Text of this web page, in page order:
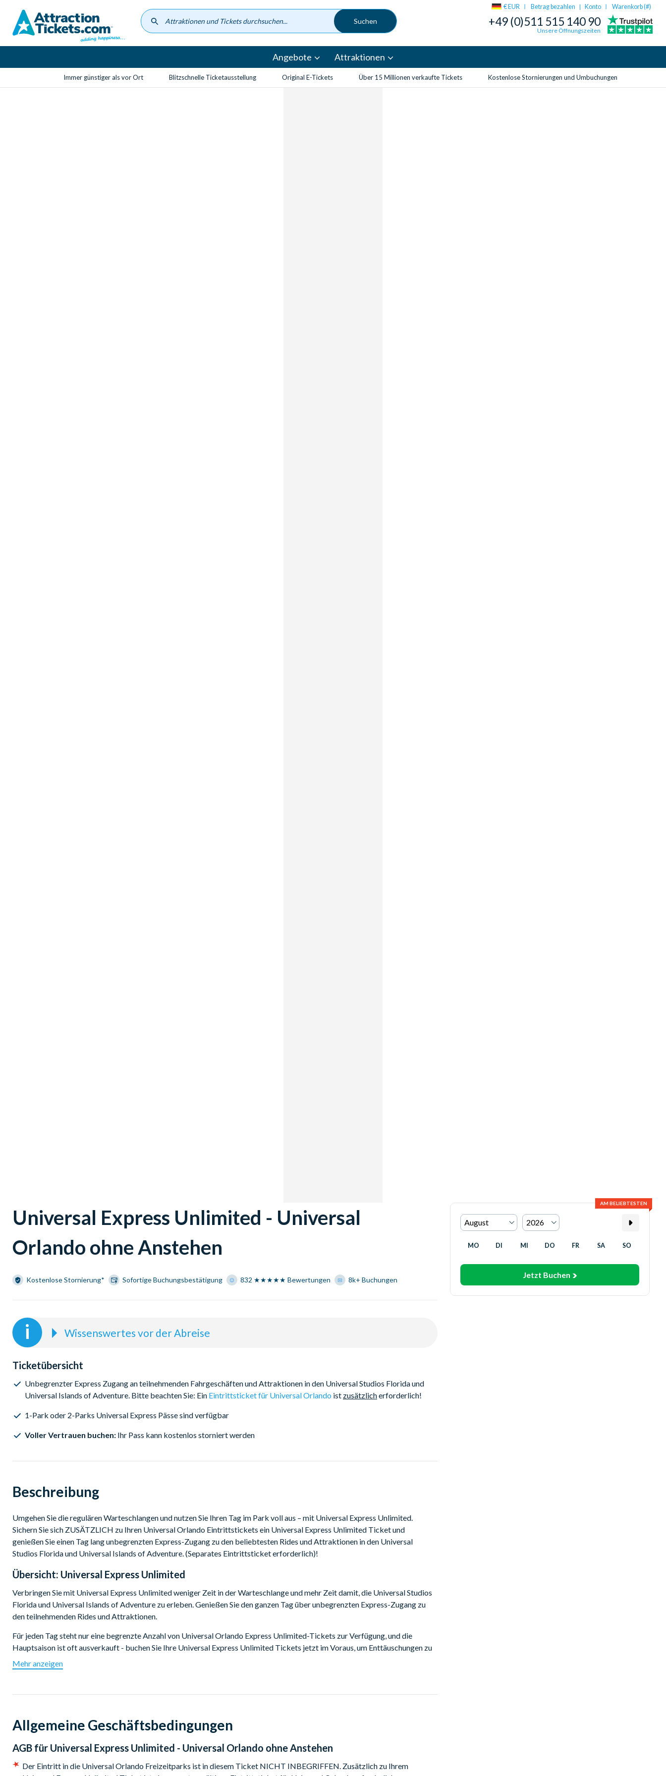
content
€ EUR Betrag bezahlen | Konto Warenkorb (#)
+49 (0)511 515 140 90
Unsere Öffnungszeiten
Angebote Attraktionen
Immer günstiger als vor Ort Blitzschnelle Ticketausstellung Original E-Tickets Über 15 Millionen verkaufte Tickets Kostenlose Stornierungen und Umbuchungen
Universal Express Unlimited - Universal
Orlando ohne Anstehen
Kostenlose Stornierung* Sofortige Buchungsbestätigung 832 ★★★★★ Bewertungen 8k+ Buchungen
Wissenswertes vor der Abreise
Sichern Sie sich Ihr Universal Express Unlimited Ticket jetzt und umgehen Sie die regulären Warteschlangen an den
ausgewählten Datum genutzt werden kann und ein separates Eintrittsticket für Universal Orlando erforderlich ist, um
Eintritt in die Universal Freizeitparks zu erhalten.
Ticketübersicht
Unbegrenzter Express Zugang an teilnehmenden Fahrgeschäften und Attraktionen in den Universal Studios Florida und
Universal Islands of Adventure. Bitte beachten Sie: Ein Eintrittsticket für Universal Orlando ist zusätzlicherforderlich!
1-Park oder 2-Parks Universal Express Pässe sind verfügbar
Voller Vertrauen buchen: Ihr Pass kann kostenlos storniert werden
MO DI MI DO FR SA SO
AM BELIEBTESTEN
Jetzt Buchen
Beschreibung
Umgehen Sie die regulären Warteschlangen und nutzen Sie Ihren Tag im Park voll aus – mit Universal Express Unlimited.
Sichern Sie sich ZUSÄTZLICH zu Ihren Universal Orlando Eintrittstickets ein Universal Express Unlimited Ticket und
genießen Sie einen Tag lang unbegrenzten Express-Zugang zu den beliebtesten Rides und Attraktionen in den Universal
Studios Florida und Universal Islands of Adventure. (Separates Eintrittsticket erforderlich)!
Übersicht: Universal Express Unlimited
Verbringen Sie mit Universal Express Unlimited weniger Zeit in der Warteschlange und mehr Zeit damit, die Universal Studios
Florida und Universal Islands of Adventure zu erleben. Genießen Sie den ganzen Tag über unbegrenzten Express-Zugang zu
den teilnehmenden Rides und Attraktionen.
Für jeden Tag steht nur eine begrenzte Anzahl von Universal Orlando Express Unlimited-Tickets zur Verfügung, und die
Hauptsaison ist oft ausverkauft - buchen Sie Ihre Universal Express Unlimited Tickets jetzt im Voraus, um Enttäuschungen zu
vermeiden.
Teilnehmende Universal Orlando Express Rides und Attraktionen
Despicable Me Minion Mayhem
Mehr anzeigen
Allgemeine Geschäftsbedingungen
AGB für Universal Express Unlimited - Universal Orlando ohne Anstehen
Der Eintritt in die Universal Orlando Freizeitparks ist in diesem Ticket NICHT INBEGRIFFEN. Zusätzlich zu Ihrem